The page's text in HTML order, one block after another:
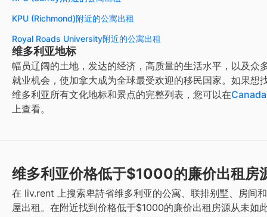
KPU (Richmond)附近的公寓出租
Royal Roads University附近的公寓出租
维多利亚地标
幅员辽阔的土地，发达的经济，高质量的生活水平，以及众
就业机会，使加拿大成为全球最受欢迎的移民国家。如果想
维多利亚 所有文化地标和景点的完整列表，您可以在
上查看。
维多利亚价格低于$1000的廉价出租房
在 liv.rent 上搜索卑詩省维多利亚的公寓、联排别墅、房间
屋出租。在附近找到价格低于$1000的廉价出租房源从未如